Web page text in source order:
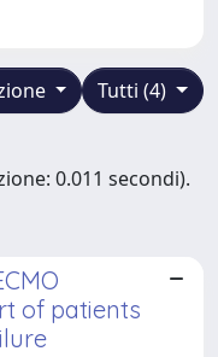
Tutti (4)
0.011 secondi).
of patients